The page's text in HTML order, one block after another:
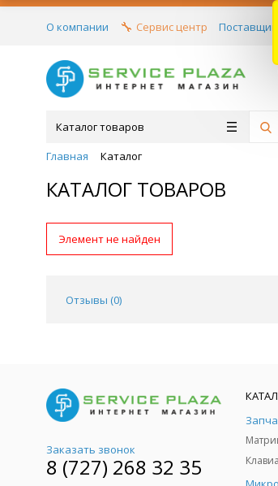
О компании Сервис центр
Каталог товаров
Главная
Каталог
КАТАЛОГ ТОВАРОВ
Элемент не найден
Отзывы (0)
Заказать звонок
8 (727) 268 32 35